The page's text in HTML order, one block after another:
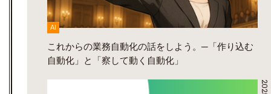
AI
これからの業務自動化の話をしよう。─「作り込む
自動化」と「察して動く自動化」